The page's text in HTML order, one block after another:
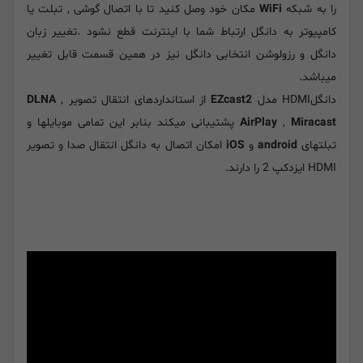
را به شبکه WiFi مکان خود وصل کنید تا با اتصال گوشی , تبلت یا
کامپیوتر به دانگل ارتباط شما با اینترنت قطع نشود .تغییر زبان
دانگل و رزولوشن انتخابی دانگل نیز در همین قسمت قابل تغییر
میباشد.
دانگلHDMI مدل
EZcast2 از استانداردهای انتقال تصویر DLNA ,
AirPlay , Miracast
پشتیبانی میکند بنابر این تمامی موبایلها و
تبلتهای android و iOS امکان اتصال به دانگل انتقال صدا و تصویر
HDMI ایزدکپ 2 را دارند.